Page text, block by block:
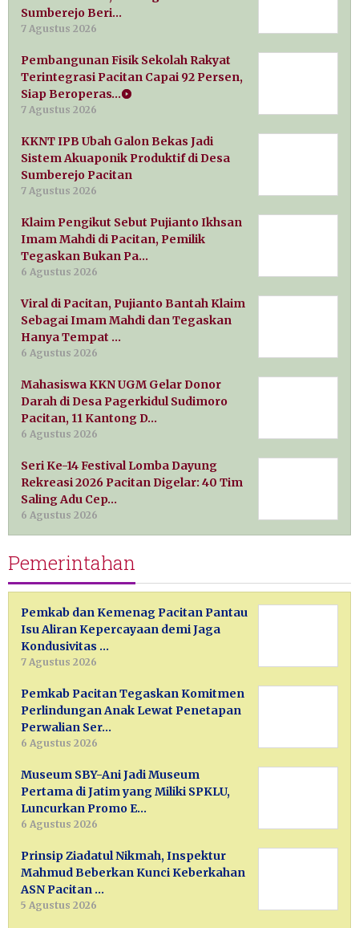
Sumberejo Beri…
7 Agustus 2026
Pembangunan Fisik Sekolah Rakyat
Terintegrasi Pacitan Capai 92 Persen,
Siap Beroperas…
7 Agustus 2026
KKNT IPB Ubah Galon Bekas Jadi
Sistem Akuaponik Produktif di Desa
Sumberejo Pacitan
7 Agustus 2026
Klaim Pengikut Sebut Pujianto Ikhsan
Imam Mahdi di Pacitan, Pemilik
Tegaskan Bukan Pa…
6 Agustus 2026
Viral di Pacitan, Pujianto Bantah Klaim
Sebagai Imam Mahdi dan Tegaskan
Hanya Tempat …
6 Agustus 2026
Mahasiswa KKN UGM Gelar Donor
Darah di Desa Pagerkidul Sudimoro
Pacitan, 11 Kantong D…
6 Agustus 2026
Seri Ke-14 Festival Lomba Dayung
Rekreasi 2026 Pacitan Digelar: 40 Tim
Saling Adu Cep…
6 Agustus 2026
Pemerintahan
Pemkab dan Kemenag Pacitan Pantau
Isu Aliran Kepercayaan demi Jaga
Kondusivitas …
7 Agustus 2026
Pemkab Pacitan Tegaskan Komitmen
Perlindungan Anak Lewat Penetapan
Perwalian Ser…
6 Agustus 2026
Museum SBY-Ani Jadi Museum
Pertama di Jatim yang Miliki SPKLU,
Luncurkan Promo E…
6 Agustus 2026
Prinsip Ziadatul Nikmah, Inspektur
Mahmud Beberkan Kunci Keberkahan
ASN Pacitan …
5 Agustus 2026